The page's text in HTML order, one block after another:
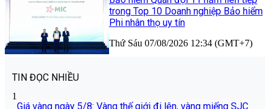
trong Top 10 Doanh nghiệp Bảo hiểm
Phi nhân thọ uy tín
Thứ Sáu 07/08/2026 12:34 (GMT+7)
TIN ĐỌC NHIỀU
1
Giá vàng ngày 5/8: Vàng thế giới đi lên, vàng miếng SJC